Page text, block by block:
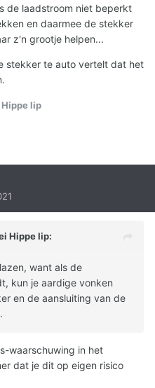
de laadstroom niet beperkt
en daarmee de stekker
z'n grootje helpen...
stekker te auto vertelt dat het
lip
Hippe lip:
want als de
kun je aardige vonken
en de aansluiting van de
waarschuwing in het
dat je dit op eigen risico